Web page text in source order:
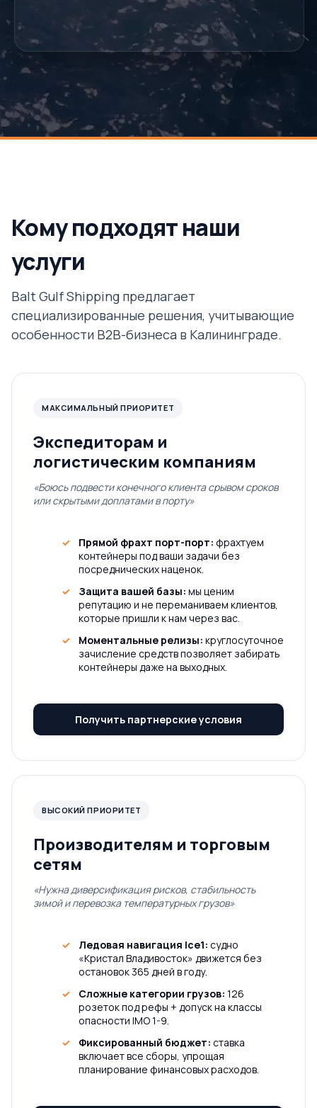
Кому подходят наши
услуги
Balt Gulf Shipping предлагает
специализированные решения, учитывающие
особенности B2B-бизнеса в Калининграде.
МАКСИМАЛЬНЫЙ ПРИОРИТЕТ
Экспедиторам и
логистическим компаниям
«Боюсь подвести конечного клиента срывом сроков
или скрытыми доплатами в порту»
Прямой фрахт порт-порт: фрахтуем
контейнеры под ваши задачи без
посреднических наценок.
Защита вашей базы: мы ценим
репутацию и не переманиваем клиентов,
которые пришли к нам через вас.
Моментальные релизы: круглосуточное
зачисление средств позволяет забирать
контейнеры даже на выходных.
Получить партнерские условия
ВЫСОКИЙ ПРИОРИТЕТ
Производителям и торговым
сетям
«Нужна диверсификация рисков, стабильность
зимой и перевозка температурных грузов»
Ледовая навигация Ice1: судно
«Кристал Владивосток» движется без
остановок 365 дней в году.
Сложные категории грузов: 126
розеток под рефы + допуск на классы
опасности IMO 1-9.
Фиксированный бюджет: ставка
включает все сборы, упрощая
планирование финансовых расходов.